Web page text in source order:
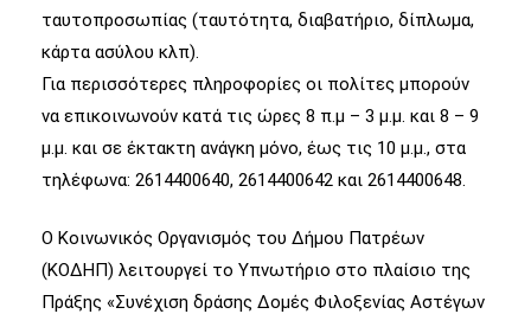
ταυτοπροσωπίας (ταυτότητα, διαβατήριο, δίπλωμα,
κάρτα ασύλου κλπ).
Για περισσότερες πληροφορίες οι πολίτες μπορούν
να επικοινωνούν κατά τις ώρες 8 π.μ – 3 μ.μ. και 8 – 9
μ.μ. και σε έκτακτη ανάγκη μόνο, έως τις 10 μ.μ., στα
τηλέφωνα: 2614400640, 2614400642 και 2614400648.
Ο Κοινωνικός Οργανισμός του Δήμου Πατρέων
(ΚΟΔΗΠ) λειτουργεί το Υπνωτήριο στο πλαίσιο της
Πράξης «Συνέχιση δράσης Δομές Φιλοξενίας Αστέγων